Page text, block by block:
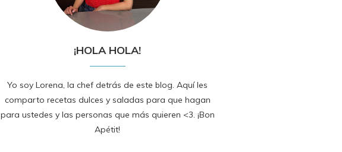
¡HOLA HOLA!
Yo soy Lorena, la chef detrás de este blog. Aquí les
comparto recetas dulces y saladas para que hagan
para ustedes y las personas que más quieren <3. ¡Bon
Apétit!